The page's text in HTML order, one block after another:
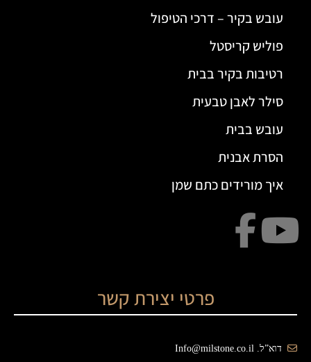
עובש בקיר – דרכי הטיפול
פוליש קריסטל
רטיבות בקיר בבית
סילר לאבן טבעית
עובש בבית
הסרת אבנית
איך מורידים כתם שמן
פרטי יצירת קשר
דוא”ל. Info@milstone.co.il